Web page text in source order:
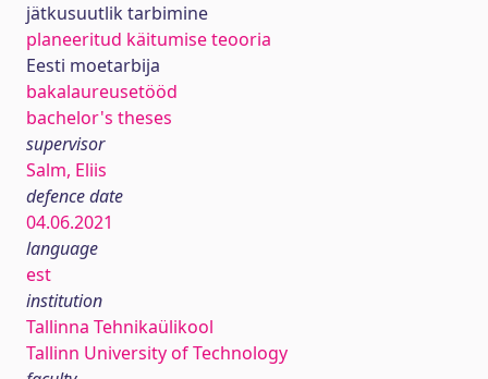
jätkusuutlik tarbimine
planeeritud käitumise teooria
Eesti moetarbija
bakalaureusetööd
bachelor's theses
supervisor
Salm, Eliis
defence date
04.06.2021
language
est
institution
Tallinna Tehnikaülikool
Tallinn University of Technology